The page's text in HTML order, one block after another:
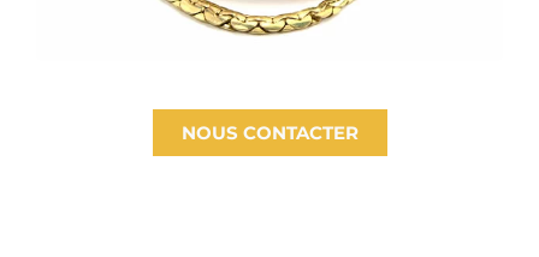
NOUS CONTACTER